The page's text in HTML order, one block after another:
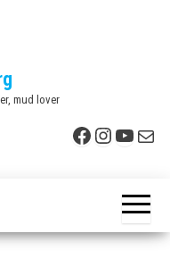
mud lover
Facebook
E-